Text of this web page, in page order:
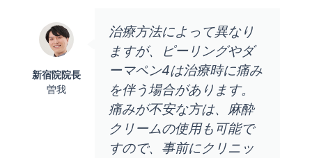
治療方法によって異なり
ますが、ピーリングやダ
ーマペン4は治療時に痛み
を伴う場合があります。
痛みが不安な方は、麻酔
クリームの使用も可能で
すので、事前にクリニッ
新宿院院長
曽我